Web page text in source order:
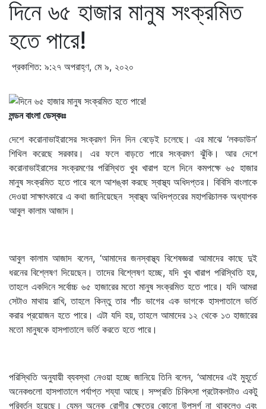
দিনে ৬৫ হাজার মানুষ সংক্রমিত
হতে পারে!
প্রকাশিত: ৯:২৭ অপরাহ্ণ, মে ৯, ২০২০
লন্ডন বাংলা ডেস্কঃঃ
দেশে করোনাভাইরাসের সংক্রমণ দিন দিন বেড়েই চলেছে। এর মাঝে ‘লকডাউন’
শিথিল করেছে সরকার। এর ফলে বাড়তে পারে সংক্রমণ ঝুঁকি। আর দেশে
করোনাভাইরাসের সংক্রমণের পরিস্থিত খুব খারাপ হলে দিনে কমপক্ষে ৬৫ হাজার
মানুষ সংক্রমিত হতে পারে বলে আশঙ্কা করছে স্বাস্থ্য অধিদপ্তর। বিবিসি বাংলাকে
দেওয়া সাক্ষাৎকারে এ কথা জানিয়েছেন স্বাস্থ্য অধিদপ্তরের মহাপরিচালক অধ্যাপক
আবুল কালাম আজাদ।
আবুল কালাম আজাদ বলেন, ‘আমাদের জনস্বাস্থ্য বিশেষজ্ঞরা আমাদের কাছে দুই
ধরনের বিশ্লেষণ দিয়েছেন। তাদের বিশ্লেষণ হচ্ছে, যদি খুব খারাপ পরিস্থিতি হয়,
তাহলে একদিনে সর্বোচ্চ ৬৫ হাজারের মতো মানুষ সংক্রমিত হতে পারে। যদি আমরা
সেটাও মাথায় রাখি, তাহলে কিন্তু তার পাঁচ ভাগের এক ভাগকে হাসপাতালে ভর্তি
করার প্রয়োজন হতে পারে। এটা যদি হয়, তাহলে আমাদের ১২ থেকে ১৩ হাজারের
মতো মানুষকে হাসপাতালে ভর্তি করতে হতে পারে।
পরিস্থিতি অনুযায়ী ব্যবস্থা নেওয়া হচ্ছে জানিয়ে তিনি বলেন, ‘আমাদের এই মুহূর্তে
অনেকগুলো হাসপাতালে পর্যাপ্ত শয্যা আছে। সম্প্রতি চিকিৎসা প্রটোকলটাও একটু
পরিবর্তন হয়েছে। যেমন অনেক রোগীর ক্ষেত্রে কোনো উপসর্গ না থাকলেও এবং